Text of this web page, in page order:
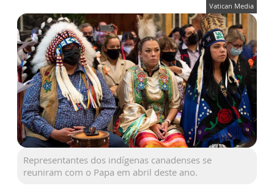
Vatican Media
Representantes dos indígenas canadenses se
reuniram com o Papa em abril deste ano.